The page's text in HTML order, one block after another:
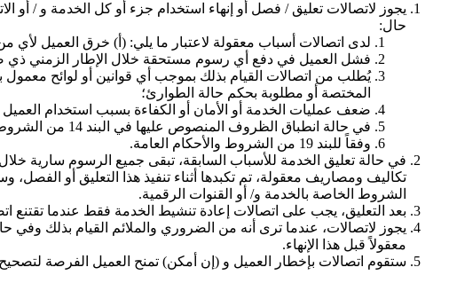
يجوز لاتصالات تعليق / فصل أو إنهاء استخدام جزء أو كل الخدمة و / أو
حال:
لدى اتصالات أسباب معقولة لاعتبار ما يلي: (أ) خرق العميل لأي
فشل العميل في دفع أي رسوم مستحقة خلال الإطار الزمني ذي
يُطلب من اتصالات القيام بذلك بموجب أي قوانين أو لوائح
المختصة أو مطلوبة بحكم حالة الطوارئ؛
ضعف عمليات الخدمة أو الأمان أو الكفاءة بسبب استخدام العميل
في حالة انطباق الظروف المنصوص عليها في البند 14 من الشروط والأحكام العامة (العميل)، يجوز لاتصالات تعليق الخدمة؛ واسترداد الأموال لعملاء الدفع المسبق والائتمان لعملاء الدفع الآجل.
وفقاً للبند 19 من الشروط والأحكام العامة.
في حالة تعليق الخدمة للأسباب السابقة، تبقى جميع الرسوم سارية
تكاليف ومصاريف معقولة، تم تكبدها أثناء تنفيذ هذا التعليق أو
الشروط الخاصة بالخدمة و/ أو القنوات الرقمية.
بعد التعليق، يجب على اتصالات إعادة تنشيط الخدمة فقط عندما تقتنع
يجوز لاتصالات، عندما ترى أنه من الضروري والملائم القيام بذلك وفي
معقولاً قبل هذا الإنهاء.
ستقوم اتصالات بإخطار العميل و (إن أمكن) تمنح العميل الفرصة